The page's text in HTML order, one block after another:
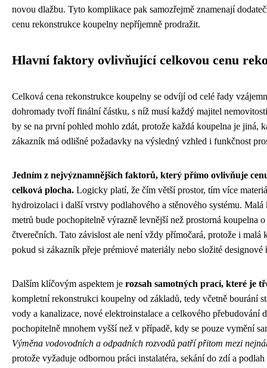
novou dlažbu. Tyto komplikace pak samozřejmě znamenají
cenu rekonstrukce koupelny nepříjemně prodražit.
Hlavní faktory ovlivňující celkovou cenu
Celková cena rekonstrukce koupelny se odvíjí od celé řady
dohromady tvoří finální částku, s níž musí každý majitel
by se na první pohled mohlo zdát, protože každá koupelna je jiná,
zákazník má odlišné požadavky na výsledný vzhled i funkčnost
Jedním z nejvýznamnějších faktorů, který přímo ovlivňuje
celková plocha. Logicky platí, že čím větší prostor, tím více
hydroizolaci i další vrstvy podlahového a stěnového systému.
metrů bude pochopitelně výrazně levnější než prostorná koupelna
čtverečních. Tato závislost ale není vždy přímočará, protože i malá
pokud si zákazník přeje prémiové materiály nebo složité designové
Dalším klíčovým aspektem je rozsah samotných prací, které je
kompletní rekonstrukci koupelny od základů, tedy včetně bourání
vody a kanalizace, nové elektroinstalace a celkového přebudování
pochopitelně mnohem vyšší než v případě, kdy se pouze vymění
Výměna vodovodních a odpadních rozvodů patří přitom mezi
protože vyžaduje odbornou práci instalatéra, sekání do zdí a podlah